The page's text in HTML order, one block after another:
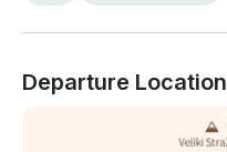
Departure Location